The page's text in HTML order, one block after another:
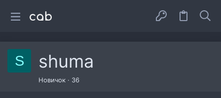
S shuma
Новичок · 36